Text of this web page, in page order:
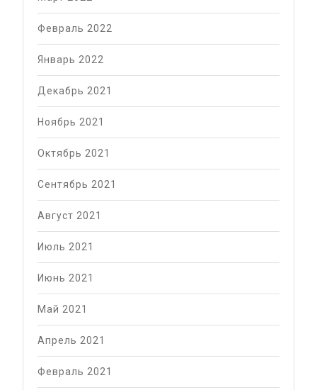
Февраль 2022
Январь 2022
Декабрь 2021
Ноябрь 2021
Октябрь 2021
Сентябрь 2021
Август 2021
Июль 2021
Июнь 2021
Май 2021
Апрель 2021
Февраль 2021